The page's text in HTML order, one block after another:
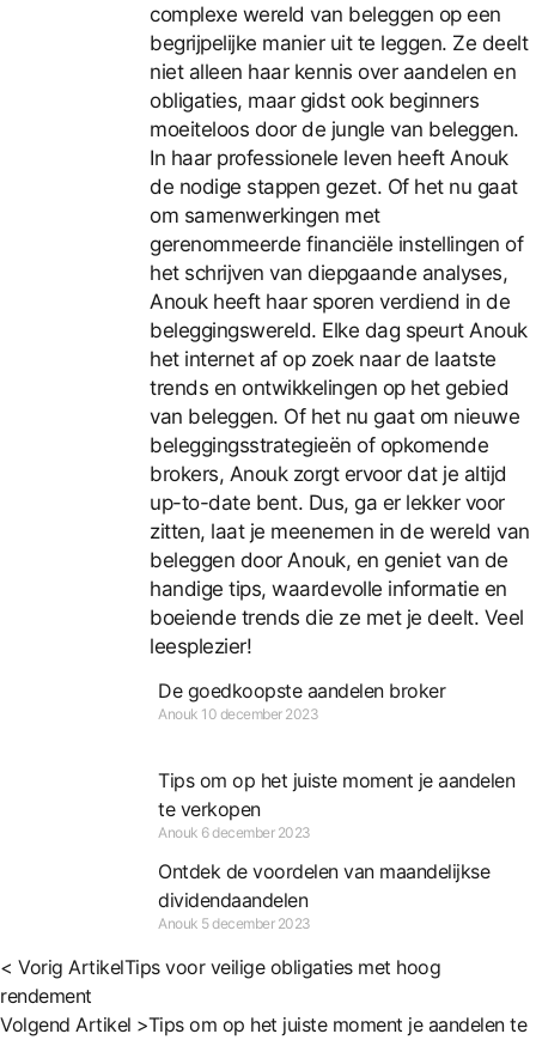
complexe wereld van beleggen op een
begrijpelijke manier uit te leggen. Ze deelt
niet alleen haar kennis over aandelen en
obligaties, maar gidst ook beginners
moeiteloos door de jungle van beleggen.
In haar professionele leven heeft Anouk
de nodige stappen gezet. Of het nu gaat
om samenwerkingen met
gerenommeerde financiële instellingen of
het schrijven van diepgaande analyses,
Anouk heeft haar sporen verdiend in de
beleggingswereld. Elke dag speurt Anouk
het internet af op zoek naar de laatste
trends en ontwikkelingen op het gebied
van beleggen. Of het nu gaat om nieuwe
beleggingsstrategieën of opkomende
brokers, Anouk zorgt ervoor dat je altijd
up-to-date bent. Dus, ga er lekker voor
zitten, laat je meenemen in de wereld van
beleggen door Anouk, en geniet van de
handige tips, waardevolle informatie en
boeiende trends die ze met je deelt. Veel
leesplezier!
De goedkoopste aandelen broker
Anouk 10 december 2023
Tips om op het juiste moment je aandelen
te verkopen
Anouk 6 december 2023
Ontdek de voordelen van maandelijkse
dividendaandelen
Anouk 5 december 2023
< Vorig ArtikelTips voor veilige obligaties met hoog
rendement
Volgend Artikel >Tips om op het juiste moment je aandelen te